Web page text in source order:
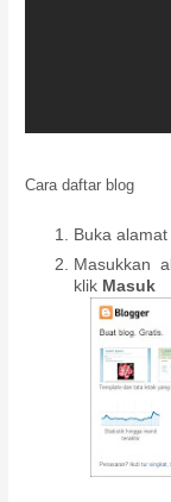
Cara daftar blog
Buka
Masukkan
klik Masuk